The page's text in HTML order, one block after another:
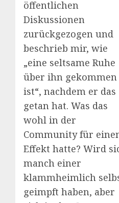
öffentlichen
Diskussionen
zurückgezogen und
beschrieb mir, wie
„eine seltsame Ruhe
über ihn gekommen
ist“, nachdem er das
getan hat. Was das
wohl in der
Community für
Effekt hatte? Wird
manch einer
klammheimlich
geimpft haben, aber